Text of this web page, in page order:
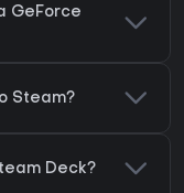
GeForce
Steam?
Deck?